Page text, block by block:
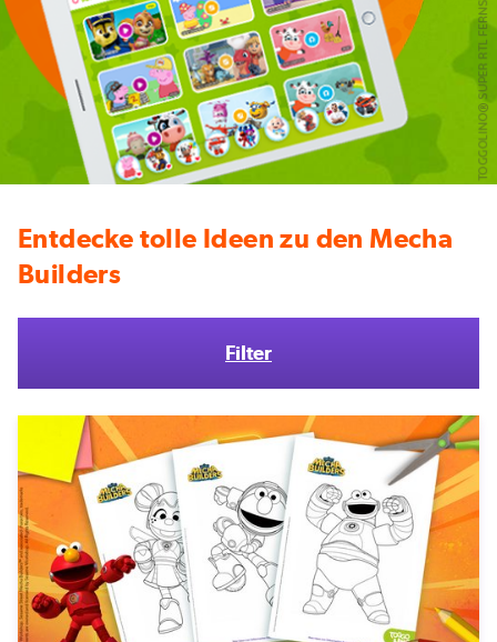
Entdecke tolle Ideen zu den Mecha
Builders
Filter